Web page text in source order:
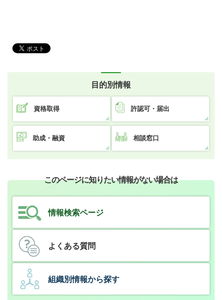
目的別情報
資格取得 許認可・届出
助成・融資 相談窓口
このページに知りたい情報がない場合は
情報検索ページ
よくある質問
組織別情報から探す